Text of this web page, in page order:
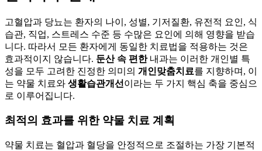
고혈압과 당뇨는 환자의 나이, 성별, 기저질환, 유전적 요인, 식
습관, 직업, 스트레스 수준 등 수많은 요인에 의해 영향을 받습
니다. 따라서 모든 환자에게 동일한 치료법을 적용하는 것은
효과적이지 않습니다. 둔산 속 편한내과는 이러한 개인별 특
성을 모두 고려한 진정한 의미의 개인맞춤치료를 지향하며, 이
는 약물 치료와 생활습관개선 이라는 두 가지 핵심 축을 중심으
로 이루어집니다.
최적의 효과를 위한 약물 치료 계획
약물 치료는 혈압과 혈당을 안정적으로 조절하는 가장 기본적